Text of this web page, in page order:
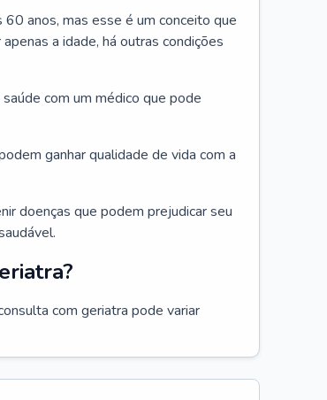
anos, mas esse é um conceito que
a idade, há outras condições
com um médico que pode
ganhar qualidade de vida com a
doenças que podem prejudicar seu
com geriatra pode variar